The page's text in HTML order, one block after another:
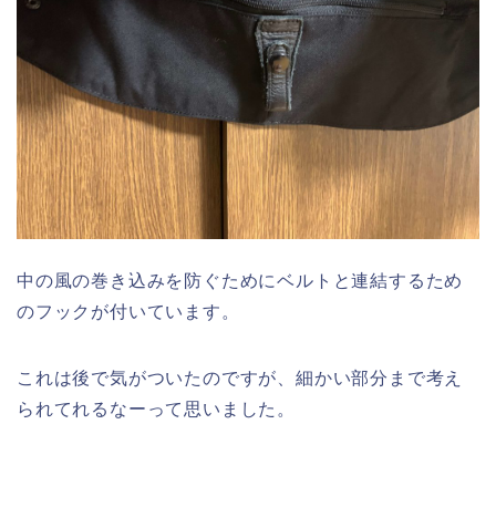
中の風の巻き込みを防ぐためにベルトと連結するため
のフックが付いています。
これは後で気がついたのですが、細かい部分まで考え
られてれるなーって思いました。